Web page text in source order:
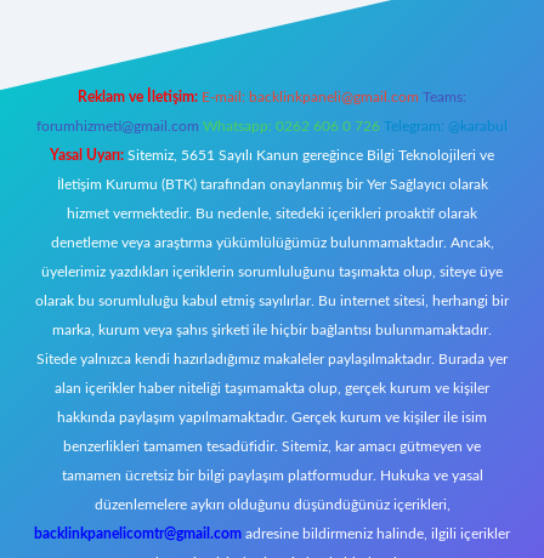
Reklam ve İletişim: E-mail: backlinkpaneli@gmail.com Teams:
forumhizmeti@gmail.com Whatsapp: 0262 606 0 726 Telegram: @karabul
Yasal Uyarı: Sitemiz, 5651 Sayılı Kanun gereğince Bilgi Teknolojileri ve
İletişim Kurumu (BTK) tarafından onaylanmış bir Yer Sağlayıcı olarak
hizmet vermektedir. Bu nedenle, sitedeki içerikleri proaktif olarak
denetleme veya araştırma yükümlülüğümüz bulunmamaktadır. Ancak,
üyelerimiz yazdıkları içeriklerin sorumluluğunu taşımakta olup, siteye üye
olarak bu sorumluluğu kabul etmiş sayılırlar. Bu internet sitesi, herhangi bir
marka, kurum veya şahıs şirketi ile hiçbir bağlantısı bulunmamaktadır.
Sitede yalnızca kendi hazırladığımız makaleler paylaşılmaktadır. Burada yer
alan içerikler haber niteliği taşımamakta olup, gerçek kurum ve kişiler
hakkında paylaşım yapılmamaktadır. Gerçek kurum ve kişiler ile isim
benzerlikleri tamamen tesadüfidir. Sitemiz, kar amacı gütmeyen ve
tamamen ücretsiz bir bilgi paylaşım platformudur. Hukuka ve yasal
düzenlemelere aykırı olduğunu düşündüğünüz içerikleri,
backlinkpanelicomtr@gmail.com adresine bildirmeniz halinde, ilgili içerikler